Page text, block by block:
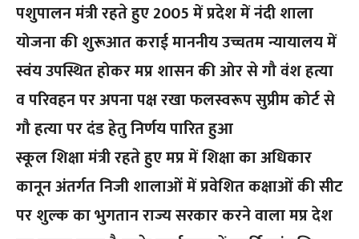
पशुपालन मंत्री रहते हुए 2005 में प्रदेश में नंदी शाला
योजना की शुरूआत कराई माननीय उच्चतम न्यायालय में
स्वंय उपस्थित होकर मप्र शासन की ओर से गौ वंश हत्या
व परिवहन पर अपना पक्ष रखा फलस्वरूप सुप्रीम कोर्ट से
गौ हत्या पर दंड हेतु निर्णय पारित हुआ
स्कूल शिक्षा मंत्री रहते हुए मप्र में शिक्षा का अधिकार
कानून अंतर्गत निजी शालाओं में प्रवेशित कक्षाओं की सीट
पर शुल्क का भुगतान राज्य सरकार करने वाला मप्र देश